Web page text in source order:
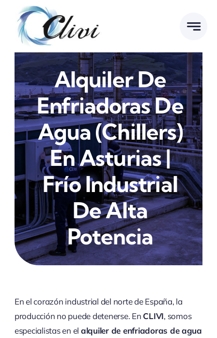
contenido
Alquiler De
Enfriadoras De
Agua (Chillers)
En Asturias |
Frío Industrial
De Alta
Potencia
En el corazón industrial del norte de España, la
producción no puede detenerse. En CLIVI, somos
especialistas en el alquiler de enfriadoras de agua